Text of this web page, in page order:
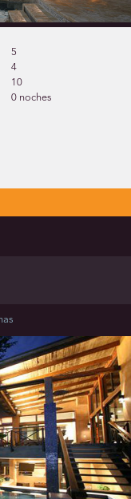
5
4
10
0 noches